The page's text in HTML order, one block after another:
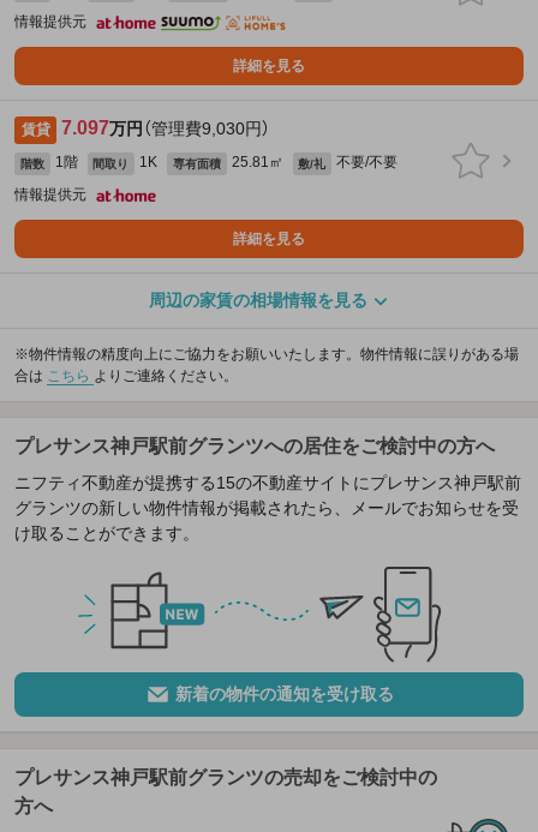
情報提供元
詳細を見る
賃貸 7.097万円 （管理費9,030円）
階数 1階 間取り 1K 専有面積 25.81㎡ 敷/礼
不要/不要
情報提供元
詳細を見る
周辺の家賃の相場情報を見る
※物件情報の精度向上にご協力をお願いいたします。物件情報に誤りがある場
合は こちら よりご連絡ください。
プレサンス神戸駅前グランツへの居住をご検討中の方へ
ニフティ不動産が提携する15の不動産サイトにプレサンス神戸駅前
グランツの新しい物件情報が掲載されたら、メールでお知らせを受
け取ることができます。
新着の物件の通知を受け取る
プレサンス神戸駅前グランツの売却をご検討中の
方へ